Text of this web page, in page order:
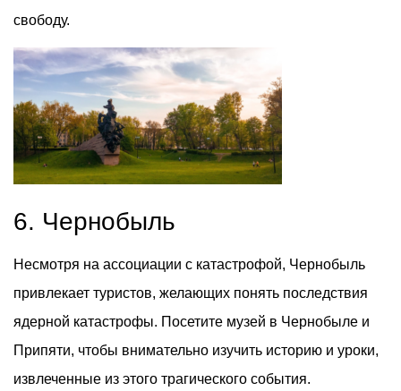
свободу.
6. Чернобыль
Несмотря на ассоциации с катастрофой, Чернобыль
привлекает туристов, желающих понять последствия
ядерной катастрофы. Посетите музей в Чернобыле и
Припяти, чтобы внимательно изучить историю и уроки,
извлеченные из этого трагического события.